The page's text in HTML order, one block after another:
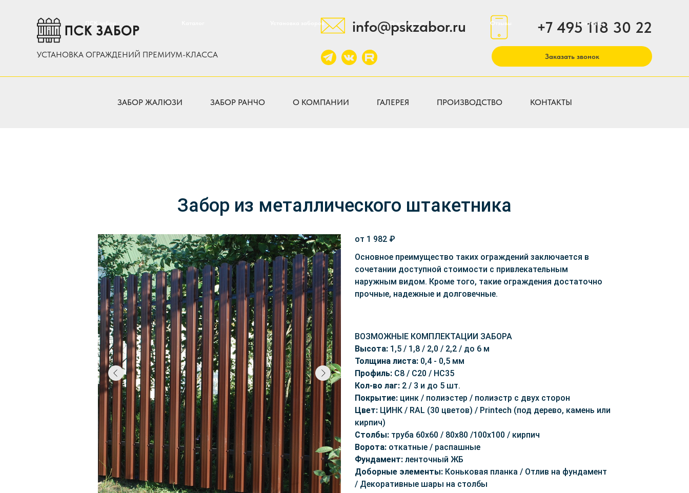
info@pskzabor.ru
УСТАНОВКА ОГРАЖДЕНИЙ ПРЕМИУМ-КЛАССА Заказать звонок
‪+7 495 118 30 22
ЗАБОР ЖАЛЮЗИ ЗАБОР РАНЧО О КОМПАНИИ ГАЛЕРЕЯ ПРОИЗВОДСТВО КОНТАКТЫ
Установка заборов О компании Отзывы Контакты
Забор из металлического штакетника
от 1 982 ₽
Основное преимущество таких ограждений заключается в
сочетании доступной стоимости с привлекательным
наружным видом. Кроме того, такие ограждения достаточно
прочные, надежные и долговечные.
ВОЗМОЖНЫЕ КОМПЛЕКТАЦИИ ЗАБОРА
Высота: 1,5 / 1,8 / 2,0 / 2,2 / до 6 м
Толщина листа: 0,4 - 0,5 мм
Профиль: С8 / С20 / НС35
Кол-во лаг: 2 / 3 и до 5 шт.
Покрытие: цинк / полиэстер / полиэстр с двух сторон
Цвет: ЦИНК / RAL (30 цветов) / Printech (под дерево, камень или
кирпич)
Столбы: труба 60x60 / 80x80 /100x100 / кирпич
Ворота: откатные / распашные
Фундамент: ленточный ЖБ
Доборные элементы: Коньковая планка / Отлив на фундамент
/ Декоративные шары на столбы